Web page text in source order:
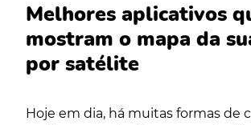
Melhores aplicativos
mostram o mapa da
por satélite
Hoje em dia, há muitas formas de